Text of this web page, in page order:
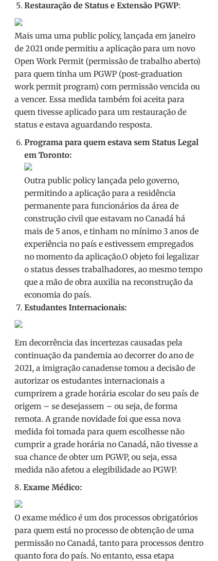
Restauração de Status e Extensão PGWP:
Mais uma uma public policy, lançada em janeiro
de 2021 onde permitiu a aplicação para um novo
Open Work Permit (permissão de trabalho aberto)
para quem tinha um PGWP (post-graduation
work permit program) com permissão vencida ou
a vencer. Essa medida também foi aceita para
quem tivesse aplicado para um restauração de
status e estava aguardando resposta.
Programa para quem estava sem Status Legal
em Toronto:
Outra public policy lançada pelo governo,
permitindo a aplicação para a residência
permanente para funcionários da área de
construção civil que estavam no Canadá há
mais de 5 anos, e tinham no mínimo 3 anos de
experiência no país e estivessem empregados
no momento da aplicação.O objeto foi legalizar
o status desses trabalhadores, ao mesmo tempo
que a mão de obra auxilia na reconstrução da
economia do país.
Estudantes Internacionais:
Em decorrência das incertezas causadas pela
continuação da pandemia ao decorrer do ano de
2021, a imigração canadense tomou a decisão de
autorizar os estudantes internacionais a
cumprirem a grade horária escolar do seu país de
origem – se desejassem – ou seja, de forma
remota. A grande novidade foi que essa nova
medida foi tomada para quem escolhesse não
cumprir a grade horária no Canadá, não tivesse a
sua chance de obter um PGWP, ou seja, essa
medida não afetou a elegibilidade ao PGWP.
8. Exame Médico:
O exame médico é um dos processos obrigatórios
para quem está no processo de obtenção de uma
permissão no Canadá, tanto para processos dentro
quanto fora do país. No entanto, essa etapa